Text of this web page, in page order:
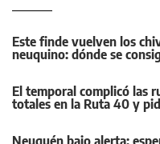
Este finde vuelven los
neuquino: dónde se
El temporal complicó las
totales en la Ruta 40 y
Neuquén bajo alerta: